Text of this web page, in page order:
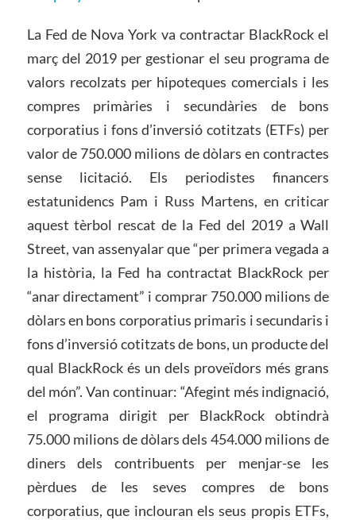
La Fed de Nova York va contractar BlackRock el
març del 2019 per gestionar el seu programa de
valors recolzats per hipoteques comercials i les
compres primàries i secundàries de bons
corporatius i fons d’inversió cotitzats (ETFs) per
valor de 750.000 milions de dòlars en contractes
sense licitació. Els periodistes financers
estatunidencs Pam i Russ Martens, en criticar
aquest tèrbol rescat de la Fed del 2019 a Wall
Street, van assenyalar que “per primera vegada a
la història, la Fed ha contractat BlackRock per
“anar directament” i comprar 750.000 milions de
dòlars en bons corporatius primaris i secundaris i
fons d’inversió cotitzats de bons, un producte del
qual BlackRock és un dels proveïdors més grans
del món”. Van continuar: “Afegint més indignació,
el programa dirigit per BlackRock obtindrà
75.000 milions de dòlars dels 454.000 milions de
diners dels contribuents per menjar-se les
pèrdues de les seves compres de bons
corporatius, que inclouran els seus propis ETFs,